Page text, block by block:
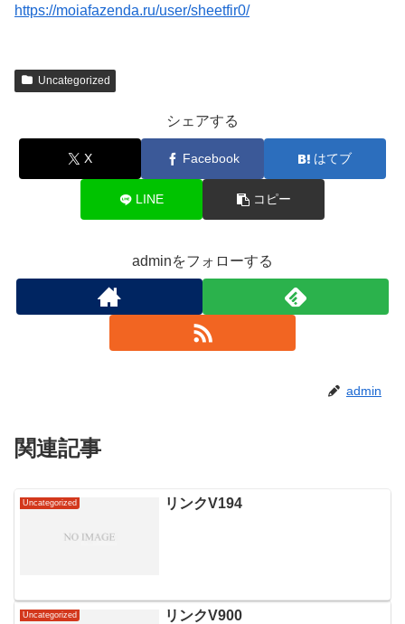
https://moiafazenda.ru/user/sheetfir0/
Uncategorized
シェアする
X Facebook はてブ
LINE コピー
adminをフォローする
admin
関連記事
Uncategorized リンクV194
Uncategorized リンクV900